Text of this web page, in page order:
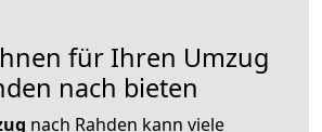
für Ihren Umzug
nach bieten
nach Rahden kann viele